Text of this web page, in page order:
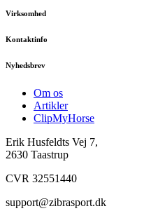
Virksomhed
Kontaktinfo
Nyhedsbrev
Om os
Artikler
ClipMyHorse
Erik Husfeldts Vej 7,
2630 Taastrup
CVR 32551440
support@zibrasport.dk